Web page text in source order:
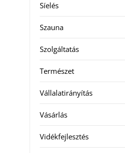
Síelés
Szauna
Szolgáltatás
Természet
Vállalatirányítás
Vásárlás
Vidékfejlesztés